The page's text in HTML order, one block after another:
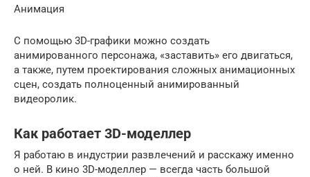
Анимация
С помощью 3D-графики можно создать
анимированного персонажа, «заставить» его двигаться,
а также, путем проектирования сложных анимационных
сцен, создать полноценный анимированный
видеоролик.
Как работает 3D-моделлер
Я работаю в индустрии развлечений и расскажу именно
о ней. В кино 3D-моделлер — всегда часть большой